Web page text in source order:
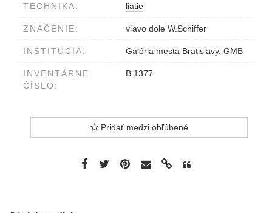
TECHNIKA: liatie
ZNAČENIE: vľavo dole W.Schiffer
INŠTITÚCIA: Galéria mesta Bratislavy, GMB
INVENTÁRNE
ČÍSLO:
B 1377
Pridať medzi obľúbené